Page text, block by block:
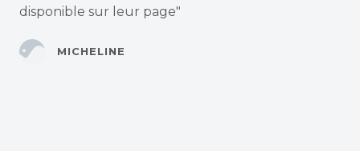
disponible sur leur page"
MICHELINE